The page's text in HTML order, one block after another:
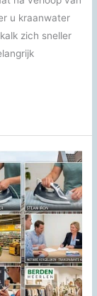
u kraanwater
zich sneller